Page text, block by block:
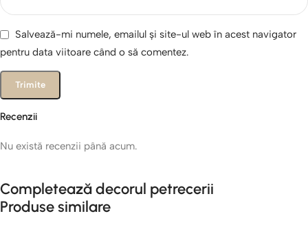
Recenzii
Nu există recenzii până acum.
Salvează-mi numele, emailul și site-ul web în acest navigator
pentru data viitoare când o să comentez.
Completează decorul petrecerii
Produse similare